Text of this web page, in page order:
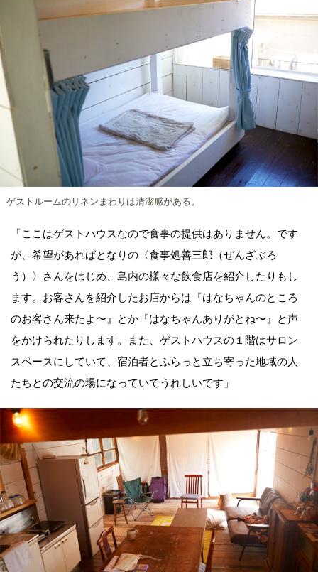
ゲストルームのリネンまわりは清潔感がある。
「ここはゲストハウスなので食事の提供はありません。です
が、希望があればとなりの〈食事処善三郎（ぜんざぶろ
う）〉さんをはじめ、島内の様々な飲食店を紹介したりもし
ます。お客さんを紹介したお店からは『はなちゃんのところ
のお客さん来たよ〜』とか『はなちゃんありがとね〜』と声
をかけられたりします。また、ゲストハウスの１階はサロン
スペースにしていて、宿泊者とふらっと立ち寄った地域の人
たちとの交流の場になっていてうれしいです」